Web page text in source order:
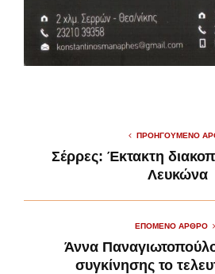
ΠΡΟΗΓΟΎΜΕΝΟ
Σέρρες: Έκτακτη
Λευκώνα
ΕΠΌΜΕΝΟ ΆΡΘΡΟ
Άννα
συγκίνησης το